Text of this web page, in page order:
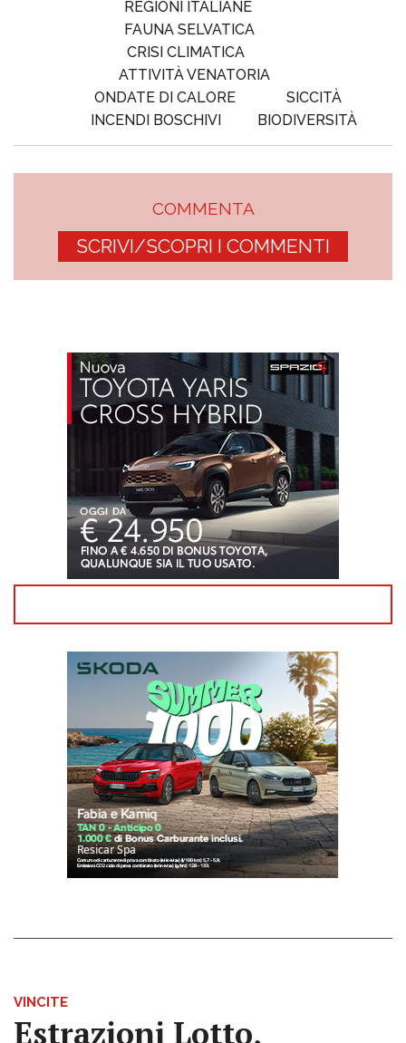
REGIONI ITALIANE
FAUNA SELVATICA
CRISI CLIMATICA
ATTIVITÀ VENATORIA
ONDATE DI CALORE
SICCITÀ
INCENDI BOSCHIVI
BIODIVERSITÀ
COMMENTA
SCRIVI/SCOPRI I COMMENTI
VINCITE
Estrazioni Lotto,